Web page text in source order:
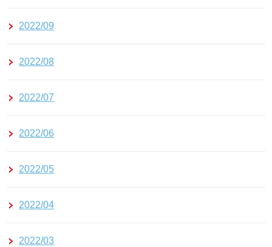
2022/09
2022/08
2022/07
2022/06
2022/05
2022/04
2022/03